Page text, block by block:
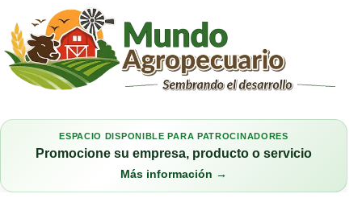
ESPACIO DISPONIBLE PARA PATROCINADORES
Promocione su empresa, producto o servicio
Más información →